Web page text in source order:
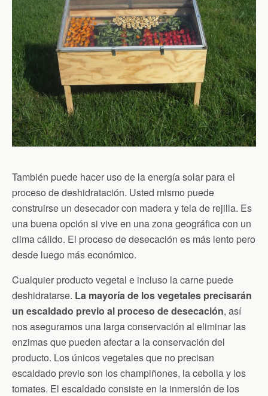
También puede hacer uso de la energía solar para el
proceso de deshidratación. Usted mismo puede
construirse un desecador con madera y tela de rejilla. Es
una buena opción si vive en una zona geográfica con un
clima cálido. El proceso de desecación es más lento pero
desde luego más económico.
Cualquier producto vegetal e incluso la carne puede
deshidratarse. La mayoría de los vegetales precisarán
un escaldado previo al proceso de desecación, así
nos aseguramos una larga conservación al eliminar las
enzimas que pueden afectar a la conservación del
producto. Los únicos vegetales que no precisan
escaldado previo son los champiñones, la cebolla y los
tomates. El escaldado consiste en la inmersión de los